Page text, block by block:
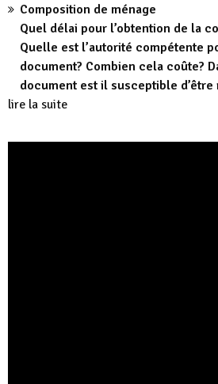
Composition de ménage
Quel délai pour l’obtention de la
Quelle est l’autorité compétente
document? Combien cela coûte?
document est il susceptible d’être
lire la suite